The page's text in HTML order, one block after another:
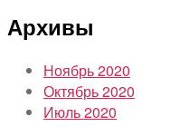
Архивы
Ноябрь 2020
Октябрь 2020
Июль 2020